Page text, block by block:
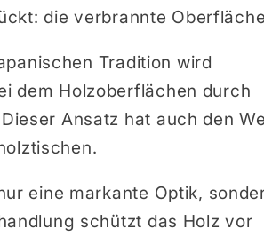
die verbrannte
Tradition wird
dem Holzoberflächen durch
Ansatz hat auch den
eine markante Optik,
schützt das Holz vor